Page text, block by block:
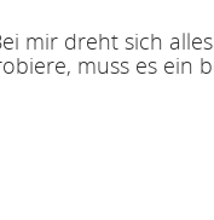
mir dreht sich
muss es ein